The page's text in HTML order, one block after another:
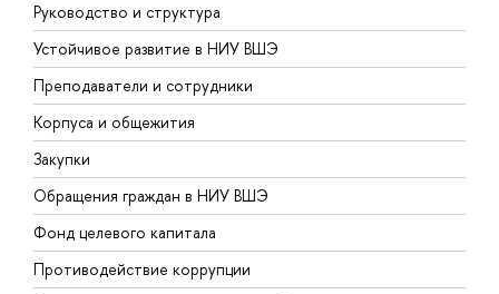
Руководство и структура
Устойчивое развитие в НИУ ВШЭ
Преподаватели и сотрудники
Корпуса и общежития
Закупки
Обращения граждан в НИУ ВШЭ
Фонд целевого капитала
Противодействие коррупции